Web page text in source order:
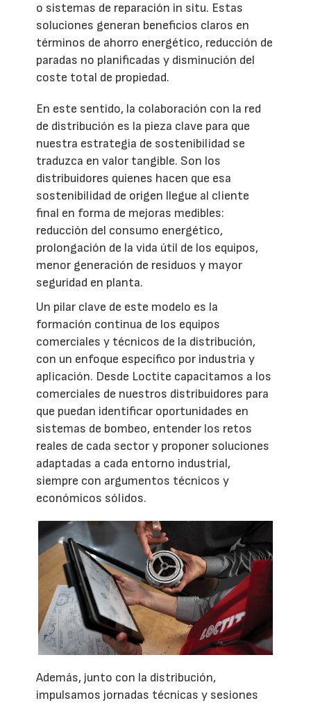
o sistemas de reparación in situ. Estas
soluciones generan beneficios claros en
términos de ahorro energético, reducción de
paradas no planificadas y disminución del
coste total de propiedad.
En este sentido, la colaboración con la red
de distribución es la pieza clave para que
nuestra estrategia de sostenibilidad se
traduzca en valor tangible. Son los
distribuidores quienes hacen que esa
sostenibilidad de origen llegue al cliente
final en forma de mejoras medibles:
reducción del consumo energético,
prolongación de la vida útil de los equipos,
menor generación de residuos y mayor
seguridad en planta.
Un pilar clave de este modelo es la
formación continua de los equipos
comerciales y técnicos de la distribución,
con un enfoque específico por industria y
aplicación. Desde Loctite capacitamos a los
comerciales de nuestros distribuidores para
que puedan identificar oportunidades en
sistemas de bombeo, entender los retos
reales de cada sector y proponer soluciones
adaptadas a cada entorno industrial,
siempre con argumentos técnicos y
económicos sólidos.
Además, junto con la distribución,
impulsamos jornadas técnicas y sesiones